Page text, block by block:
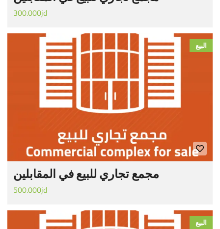
300.000jd
البيع
مجمع تجاري للبيع في المقابلين
500.000jd
البيع